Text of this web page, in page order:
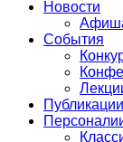
Новости
События
Публикации